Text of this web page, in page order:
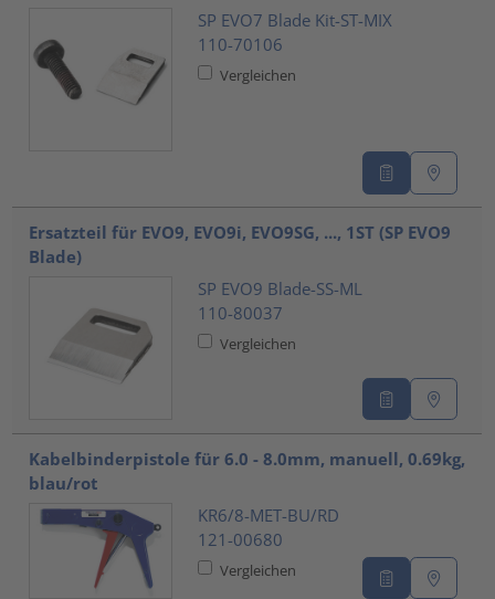
SP EVO7 Blade Kit-ST-MIX
110-70106
Vergleichen
Ersatzteil für EVO9, EVO9i, EVO9SG, ..., 1ST (SP EVO9
Blade)
SP EVO9 Blade-SS-ML
110-80037
Vergleichen
Kabelbinderpistole für 6.0 - 8.0mm, manuell, 0.69kg,
blau/rot
KR6/8-MET-BU/RD
121-00680
Vergleichen